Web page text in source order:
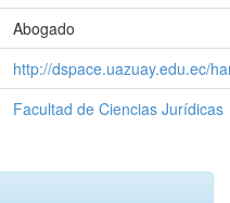
Abogado
http://dspace.uazuay.edu.ec/
Facultad de Ciencias Jurídicas